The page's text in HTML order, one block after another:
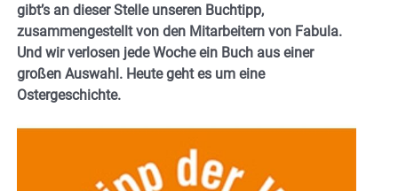
gibt’s an dieser Stelle unseren Buchtipp,
zusammengestellt von den Mitarbeitern von Fabula.
Und wir verlosen jede Woche ein Buch aus einer
großen Auswahl. Heute geht es um eine
Ostergeschichte.